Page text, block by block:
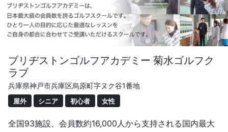
ブリヂストンゴルフアカデミー 菊水ゴルフク
ラブ
兵庫県神戸市兵庫区烏原町字ヌク谷1番地
屋外 シニア 初心者 女性
全国93施設、会員数約16,000人から支持される国内最大